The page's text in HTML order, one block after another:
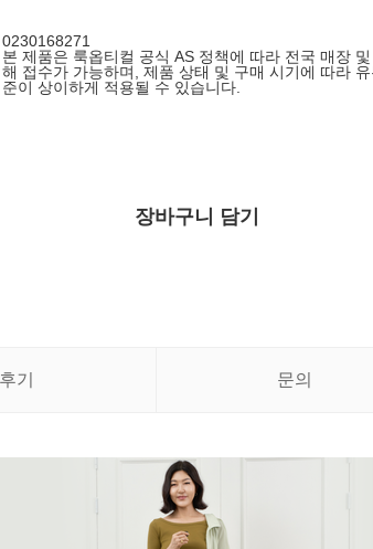
0230168271
본 제품은 룩옵티컬 공식 AS 정책에 따라 전국 매장
해 접수가 가능하며, 제품 상태 및 구매 시기에 따라
준이 상이하게 적용될 수 있습니다.
장바구니 담기
후기 문의